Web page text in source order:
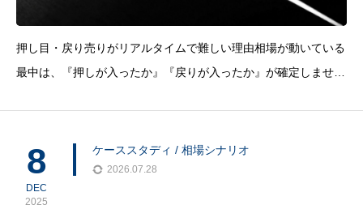
押し目・戻り売りがリアルタイムで難しい理由相場が動いている
最中は、『押しが入ったか』『戻りが入ったか』が確定しませ
は、その間でブレて『読み違いの損切り』が
8
DEC
2025
ケーススタディ / 相場シナリオ
2026.07.28